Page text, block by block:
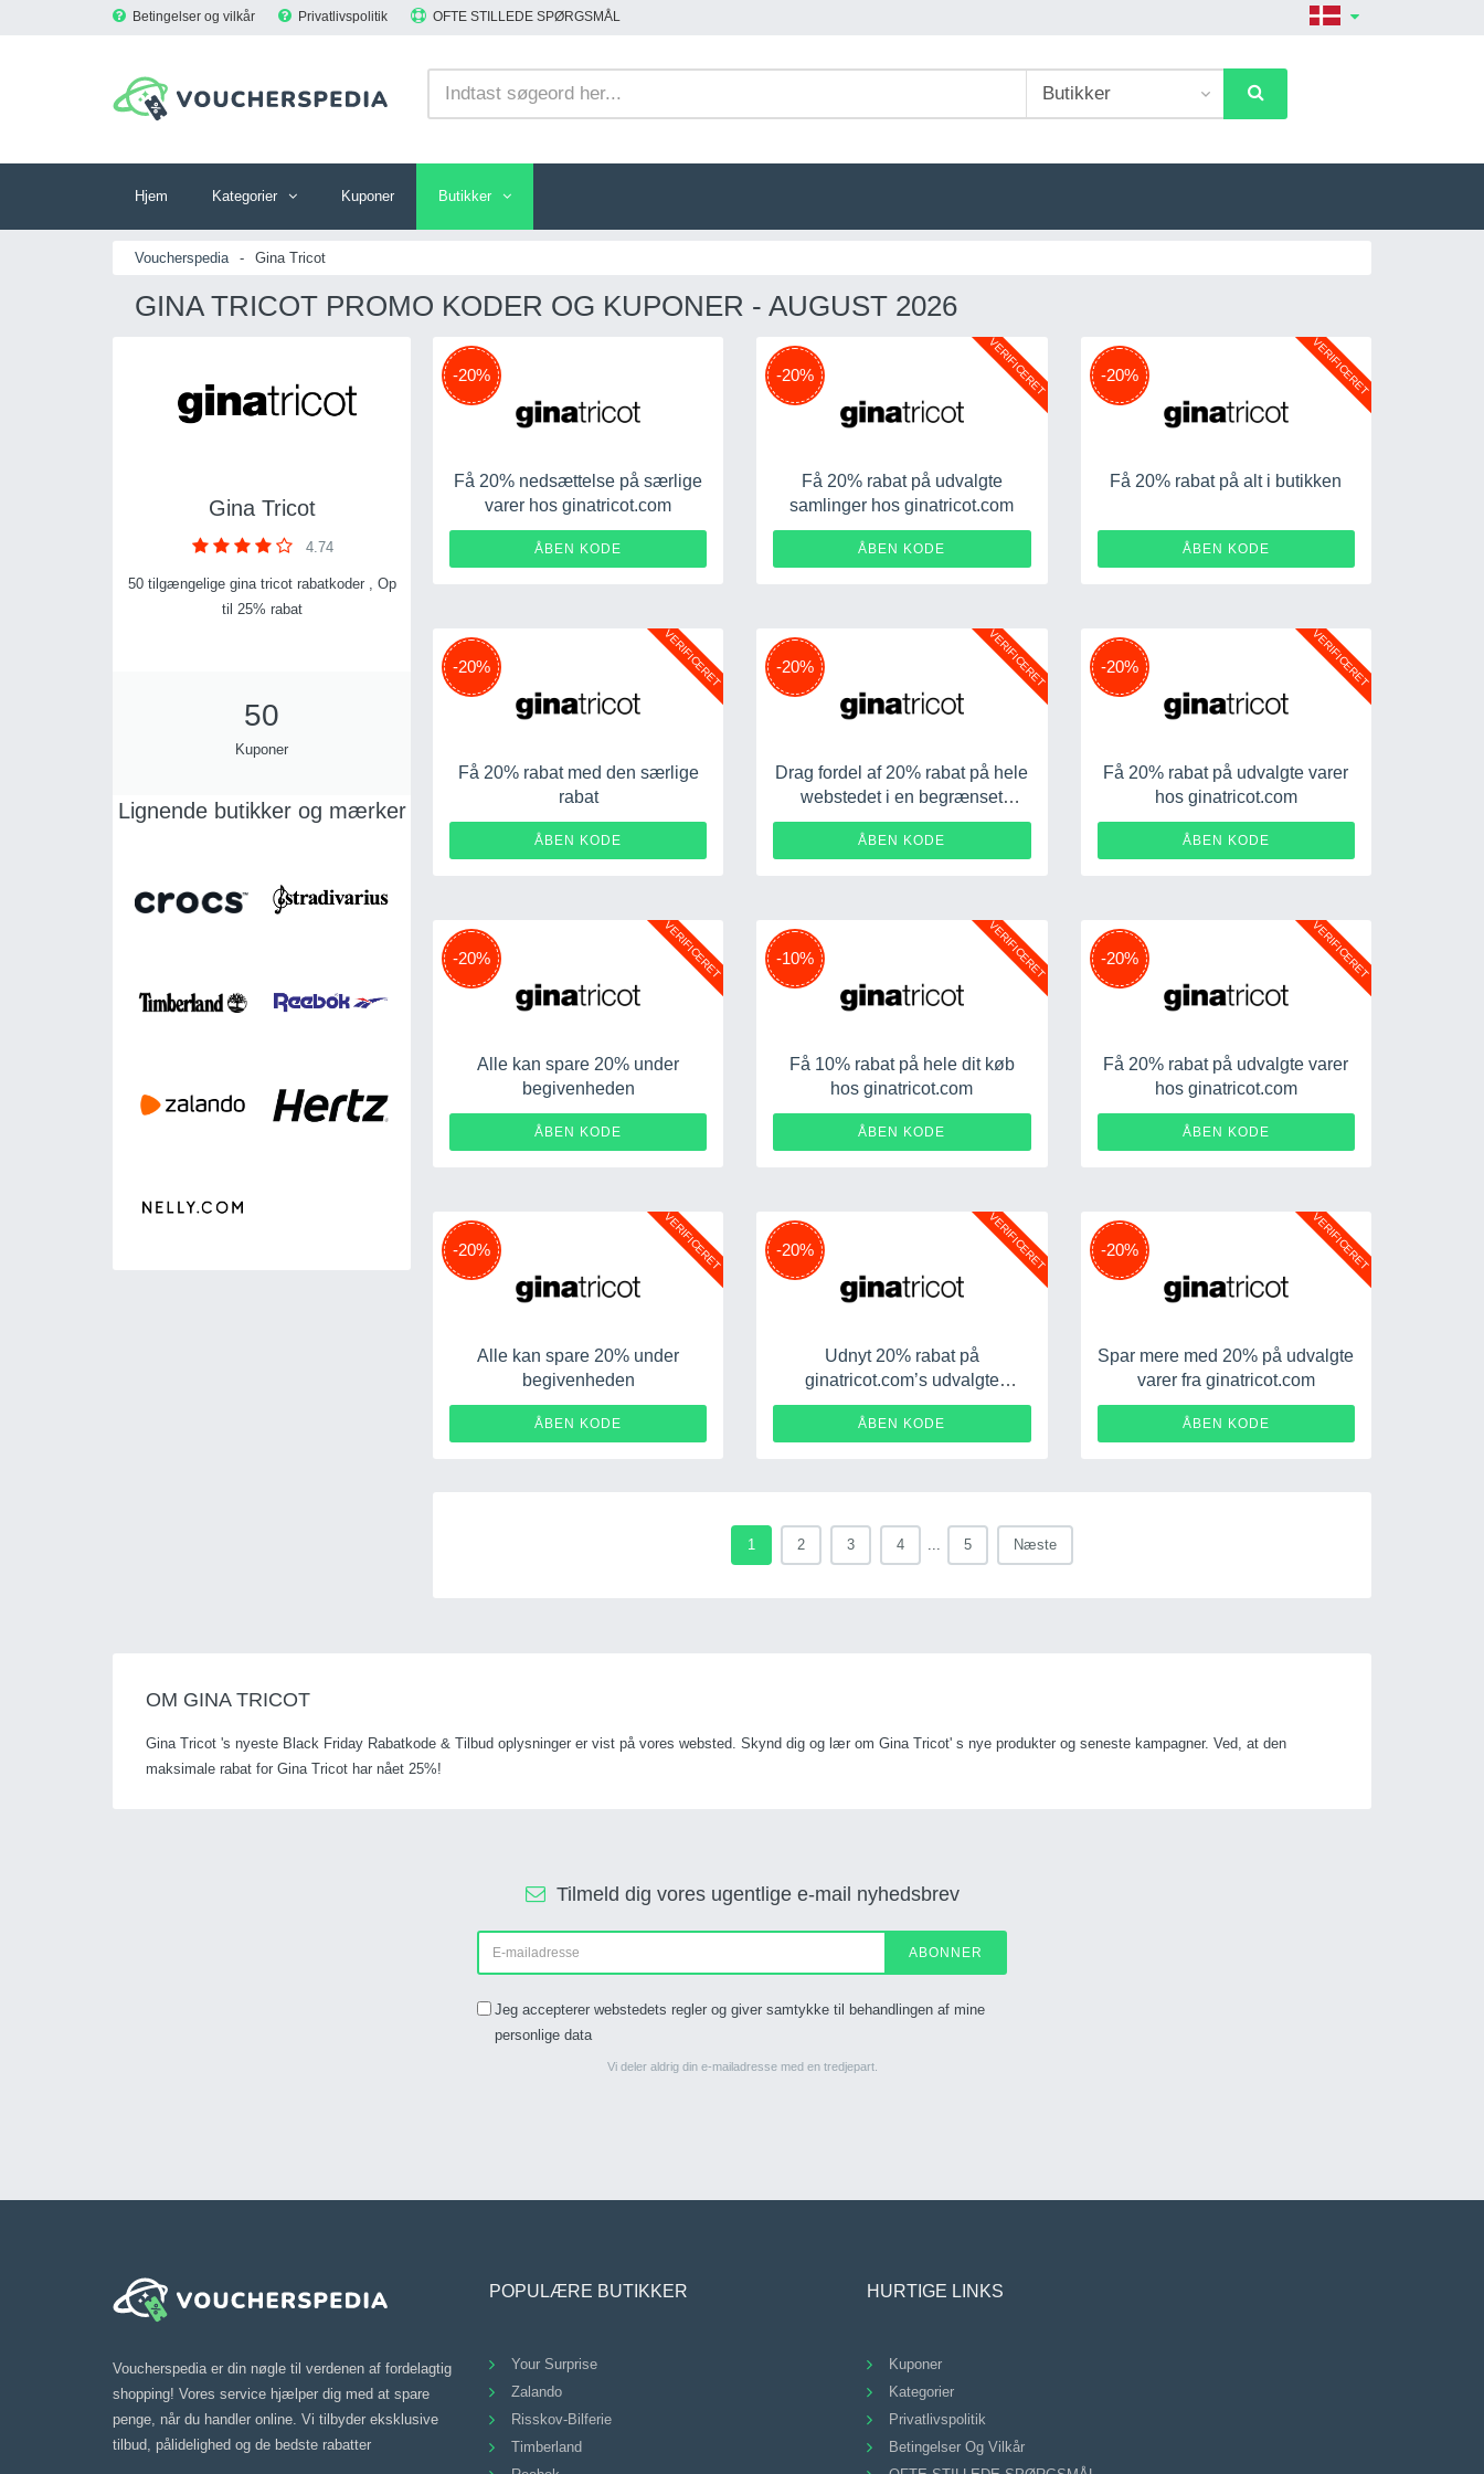
Betingelser og vilkår Privatlivspolitik OFTE STILLEDE SPØRGSMÅL
Hjem Kategorier Kuponer Butikker
Voucherspedia - Gina Tricot
GINA TRICOT PROMO KODER OG KUPONER - AUGUST 2026
Gina Tricot
4.74
50 tilgængelige gina tricot rabatkoder , Op
til 25% rabat
50
Kuponer
Lignende butikker og mærker
-20%
Få 20% nedsættelse på særlige
varer hos ginatricot.com
ÅBEN KODE
-20% VERIFICERET
Få 20% rabat på udvalgte
samlinger hos ginatricot.com
ÅBEN KODENOTETNUPT
-20% VERIFICERET
Få 20% rabat på alt i butikken
ÅBEN KODE
-20% VERIFICERET
Få 20% rabat med den særlige
rabat
ÅBEN KODEMARTINE20
-20% VERIFICERET
Drag fordel af 20% rabat på hele
webstedet i en begrænset
periode hos ginatricot.com
ÅBEN KODE
-20% VERIFICERET
Få 20% rabat på udvalgte varer
hos ginatricot.com
ÅBEN KODEBURCU20
-20% VERIFICERET
Alle kan spare 20% under
begivenheden
ÅBEN KODETROBECK20
-10% VERIFICERET
Få 10% rabat på hele dit køb
hos ginatricot.com
ÅBEN KODEDESPARW10
-20% VERIFICERET
Få 20% rabat på udvalgte varer
hos ginatricot.com
ÅBEN KODEFIFRANK20
-20% VERIFICERET
Alle kan spare 20% under
begivenheden
ÅBEN KODEDKSTUDIZ20
-20% VERIFICERET
Udnyt 20% rabat på
ginatricot.com’s udvalgte
sortiment
ÅBEN KODE
-20% VERIFICERET
Spar mere med 20% på udvalgte
varer fra ginatricot.com
ÅBEN KODECAROLINA20
1 2 3 4 ... 5 Næste
OM GINA TRICOT
Gina Tricot 's nyeste Black Friday Rabatkode & Tilbud oplysninger er vist på vores websted. Skynd dig og lær om Gina Tricot' s nye produkter og seneste kampagner. Ved, at den
maksimale rabat for Gina Tricot har nået 25%!
Tilmeld dig vores ugentlige e-mail nyhedsbrev
ABONNER
Jeg accepterer webstedets regler og giver samtykke til behandlingen af mine
personlige data
Vi deler aldrig din e-mailadresse med en tredjepart.
Voucherspedia er din nøgle til verdenen af fordelagtig
shopping! Vores service hjælper dig med at spare
penge, når du handler online. Vi tilbyder eksklusive
tilbud, pålidelighed og de bedste rabatter
POPULÆRE BUTIKKER
Your Surprise
Zalando
Risskov-Bilferie
Timberland
HURTIGE LINKS
Kuponer
Kategorier
Privatlivspolitik
Betingelser Og Vilkår